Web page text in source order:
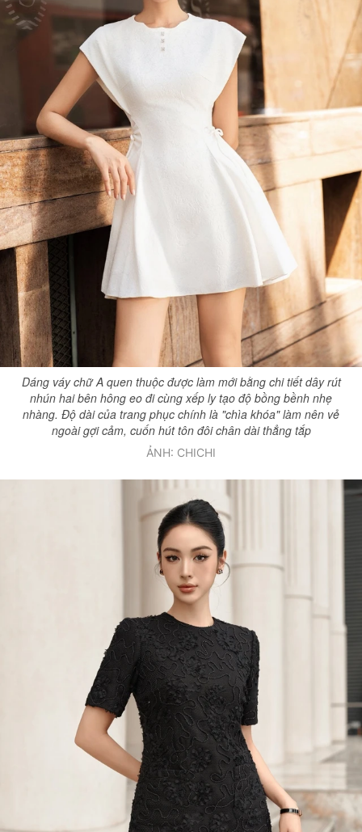
Dáng váy chữ A quen thuộc được làm mới bằng chi tiết dây rút
nhún hai bên hông eo đi cùng xếp ly tạo độ bồng bềnh nhẹ
nhàng. Độ dài của trang phục chính là "chìa khóa" làm nên vẻ
ngoài gợi cảm, cuốn hút tôn đôi chân dài thẳng tắp
ẢNH: CHICHI